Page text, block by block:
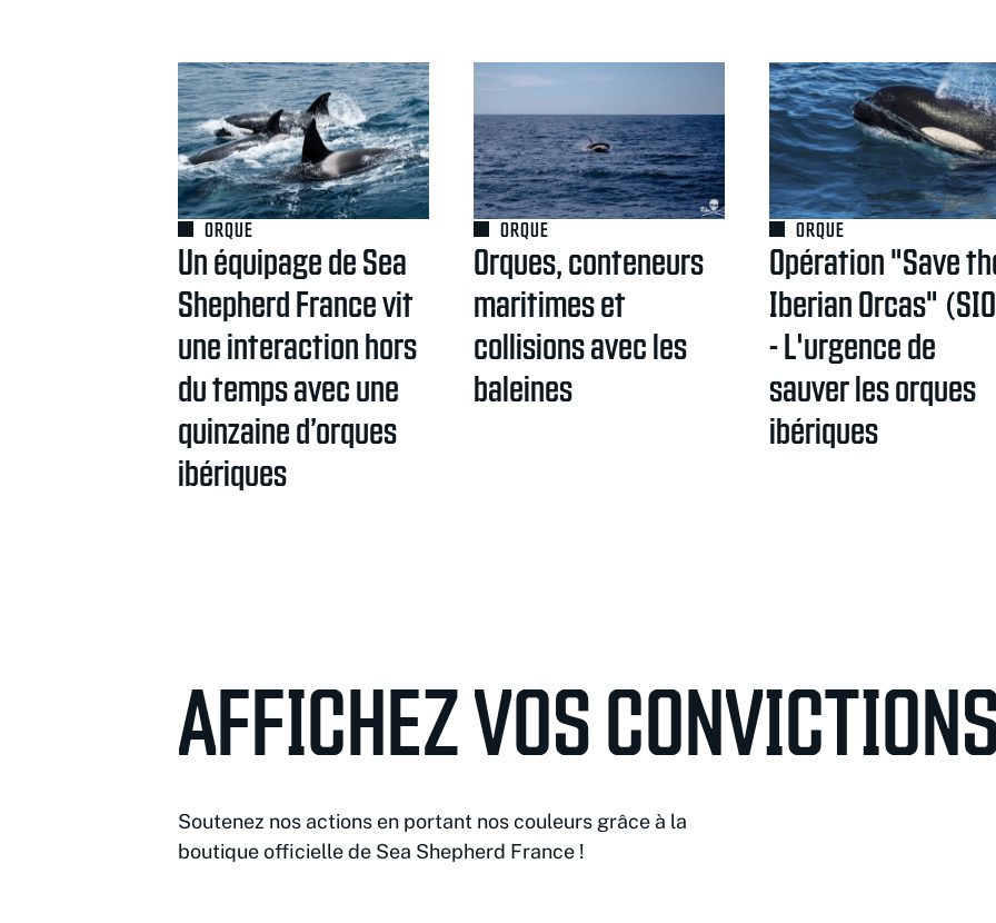
ORQUE
Un équipage de Sea
Shepherd France vit
une interaction hors
du temps avec une
quinzaine d’orques
ibériques
ORQUE
Orques, conteneurs
maritimes et
collisions avec les
baleines
ORQUE
Opération "Save
Iberian Orcas"
- L'urgence de
sauver les orques
ibériques
AFFICHEZ VOS
Soutenez nos actions en portant nos couleurs grâce à la
boutique officielle de Sea Shepherd France !